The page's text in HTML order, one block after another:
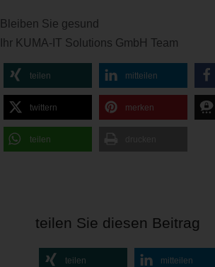
Bleiben Sie gesund
Ihr KUMA-IT Solutions GmbH Team
teilen mitteilen
twittern merken
teilen
teilen Sie diesen Beitrag
teilen mitteilen